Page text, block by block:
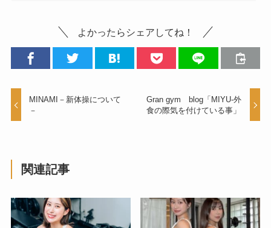
よかったらシェアしてね！
MINAMI－新体操について
－
Gran gym blog「MIYU-外
食の際気を付けている事」
関連記事